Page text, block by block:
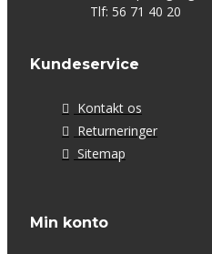
Tlf: 56 71 40 20
Kundeservice
Kontakt os
Returneringer
Sitemap
Min konto